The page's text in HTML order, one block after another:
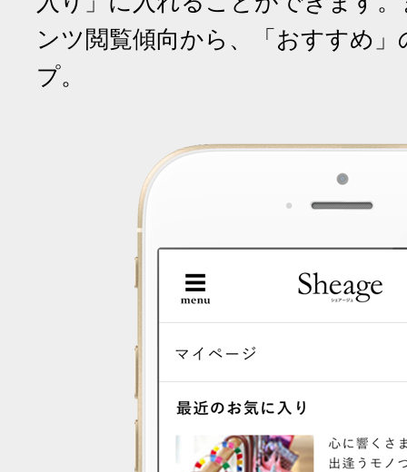
ンツ閲覧傾向から、「おすすめ
プ。